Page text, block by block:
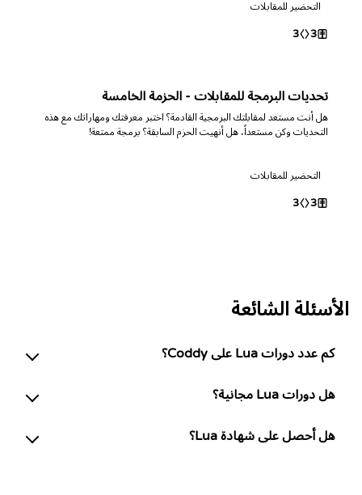
التحضير للمقابلات
3
3
تحديات البرمجة للمقابلات - الحزمة الخامسة
هل أنت مستعد لمقابلتك البرمجية القادمة؟ اختبر معرفتك ومهاراتك مع هذه
التحديات وكن مستعداً، هل أنهيت الحزم السابقة؟ برمجة ممتعة!
التحضير للمقابلات
3
3
الأسئلة الشائعة
كم عدد دورات Lua على Coddy؟
هل دورات Lua مجانية؟
هل أحصل على شهادة Lua؟